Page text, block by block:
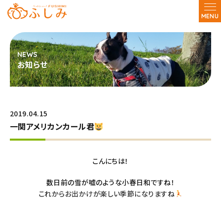
MENU
お知らせ
2019.04.15
一関アメリカンカール君
こんにちは！
数日前の雪が嘘のような小春日和ですね！
これからお出かけが楽しい季節になりますね